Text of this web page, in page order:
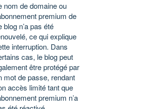
nom de domaine ou
premium de
blog n’a pas été
ce qui explique
interruption. Dans
cas, le blog peut
être protégé par
mot de passe, rendant
accès limité tant que
premium n’a